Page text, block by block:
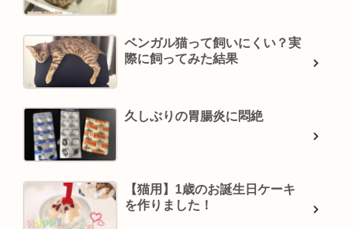
ベンガル猫って飼いにくい？実
際に飼ってみた結果
久しぶりの胃腸炎に悶絶
【猫用】1歳のお誕生日ケーキ
を作りました！